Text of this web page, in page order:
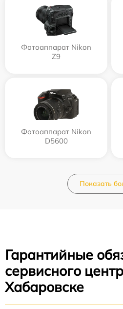
Фотоаппарат Nikon
Z9
Фотоаппарат Nikon
D5600
Показать
Гарантийные
сервисного
Хабаровске